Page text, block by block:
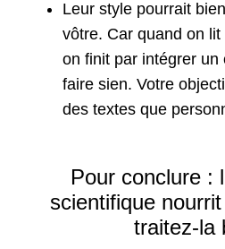
Leur style pourrait
vôtre. Car quand on
on finit par intégrer
faire sien. Votre
des textes que
Pour conclure :
scientifique
traitez-la